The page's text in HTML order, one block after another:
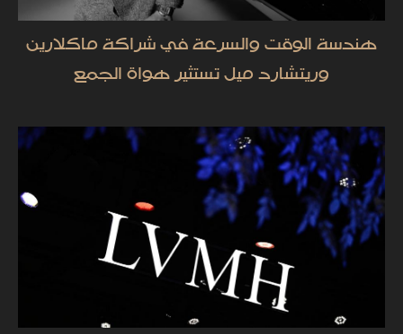
هندسة الوقت والسرعة في شراكة ماكلارين
وريتشارد ميل تستثير هواة الجمع